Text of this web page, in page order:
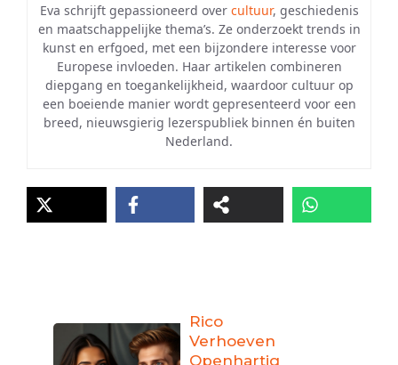
Eva schrijft gepassioneerd over cultuur, geschiedenis
en maatschappelijke thema’s. Ze onderzoekt trends in
kunst en erfgoed, met een bijzondere interesse voor
Europese invloeden. Haar artikelen combineren
diepgang en toegankelijkheid, waardoor cultuur op
een boeiende manier wordt gepresenteerd voor een
breed, nieuwsgierig lezerspubliek binnen én buiten
Nederland.
Rico
Verhoeven
Openhartig